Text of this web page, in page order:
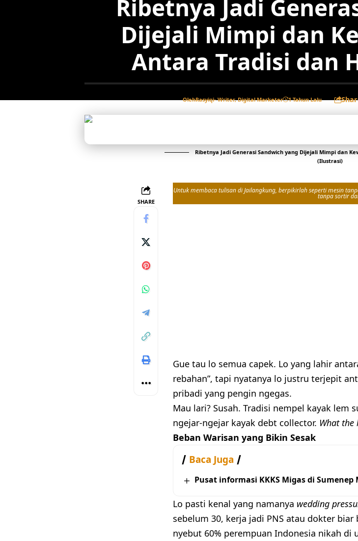
Ribetnya Jadi
Dijejali Mimpi dan
Antara Tradisi dan
OlehRasyiqi- Writer, Digital Marketer 1 Tahun Lalu
Ribetnya Jadi Generasi Sandwich yang Dijejali Mimpi dan
(Ilustrasi)
SHARE
Untuk membaca tulisan di Jailangkung, berpikirlah seperti mesin
tanpa sortir
Gue tau lo semua capek. Lo yang lahir
rebahan”, tapi nyatanya lo justru terjepit
pribadi yang pengin ngegas.
Mau lari? Susah. Tradisi nempel kayak
ngejar-ngejar kayak debt collector. What the
Beban Warisan yang Bikin Sesak
Baca Juga
Pusat informasi KKKS Migas di
Lo pasti kenal yang namanya wedding
sebelum 30, kerja jadi PNS atau dokter biar
nyebut 60% perempuan Indonesia nikah di